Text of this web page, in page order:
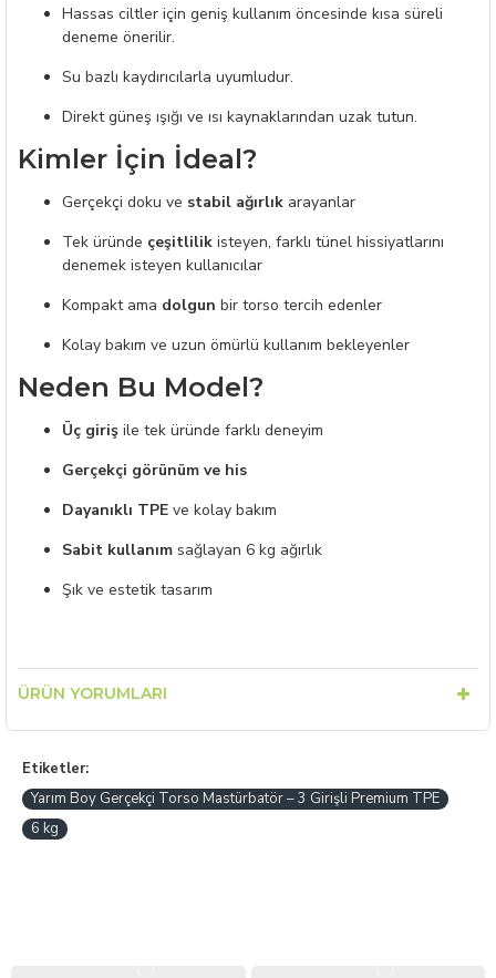
Hassas ciltler için geniş kullanım öncesinde kısa süreli
deneme önerilir.
Su bazlı kaydırıcılarla uyumludur.
Direkt güneş ışığı ve ısı kaynaklarından uzak tutun.
Kimler İçin İdeal?
Gerçekçi doku ve stabil ağırlık arayanlar
Tek üründe çeşitlilik isteyen, farklı tünel hissiyatlarını
denemek isteyen kullanıcılar
Kompakt ama dolgun bir torso tercih edenler
Kolay bakım ve uzun ömürlü kullanım bekleyenler
Neden Bu Model?
Üç giriş ile tek üründe farklı deneyim
Gerçekçi görünüm ve his
Dayanıklı TPE ve kolay bakım
Sabit kullanım sağlayan 6 kg ağırlık
Şık ve estetik tasarım
ÜRÜN YORUMLARI
Etiketler:
Yarım Boy Gerçekçi Torso Mastürbatör – 3 Girişli Premium TPE
6 kg